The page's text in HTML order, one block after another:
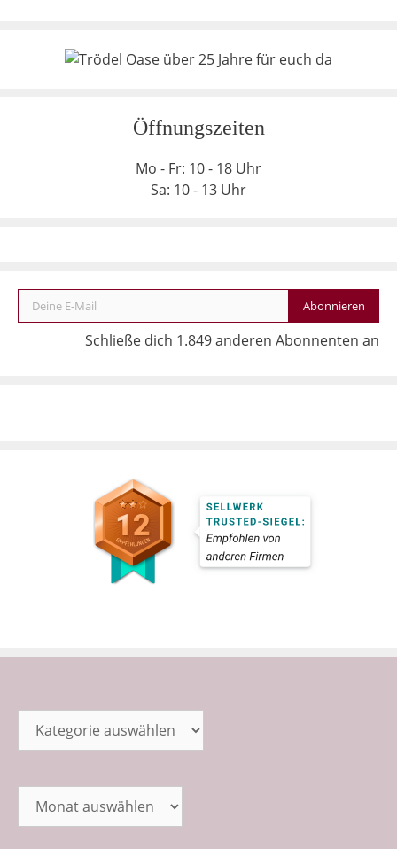
Öffnungszeiten
Mo - Fr: 10 - 18 Uhr
Sa: 10 - 13 Uhr
Deine E-Mail
Abonnieren
Schließe dich 1.849 anderen Abonnenten an